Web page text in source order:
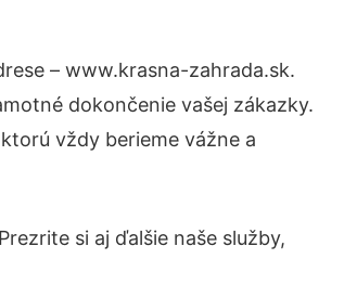
– www.krasna-zahrada.sk.
dokončenie vašej zákazky.
vždy berieme vážne a
si aj ďalšie naše služby,